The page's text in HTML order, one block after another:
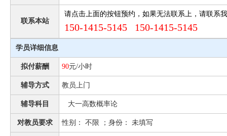
联系本站
请点击上面的按钮预约，如果无法联系上，请联系
150-1415-5145 150-1415-5145
学员详细信息
拟付薪酬 90元/小时
辅导方式 教员上门
辅导科目 大一高数概率论
对教员要求 性别： 不限 ；身份： 未填写